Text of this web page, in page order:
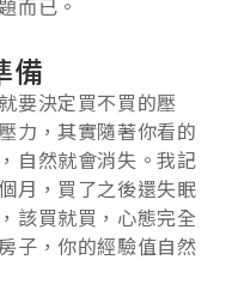
而已。
備
要決定買不買的壓
力，其實隨著你看的
自然就會消失。我記
月，買了之後還失眠
該買就買，心態完全
子，你的經驗值自然